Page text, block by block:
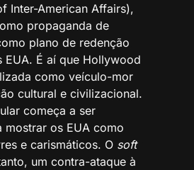
Inter-American Affairs),
propaganda de
plano de redenção
EUA. É aí que Hollywood
como veículo-mor
cultural e civilizacional.
começa a ser
mostrar os EUA como
e carismáticos. O soft
um contra-ataque à